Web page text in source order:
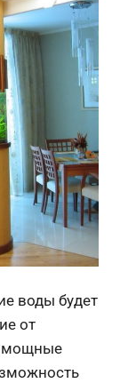
воды будет
от
мощные